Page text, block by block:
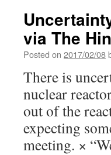
via The
Posted on 2017/02/08
There is
nuclear
out of the
expecting
meeting. ×